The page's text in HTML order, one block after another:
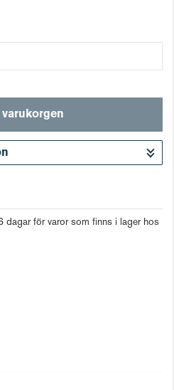
varukorgen
dagar för varor som finns i lager hos